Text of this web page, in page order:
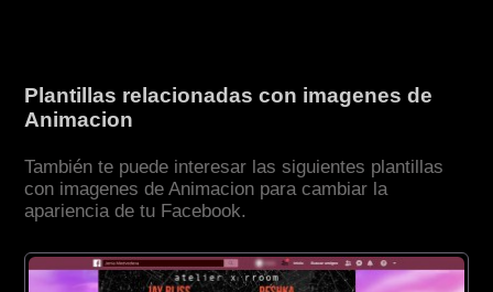
Plantillas relacionadas con imagenes de
Animacion
También te puede interesar las siguientes plantillas
con imagenes de Animacion para cambiar la
apariencia de tu Facebook.